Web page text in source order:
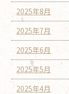
2025年8月
2025年7月
2025年6月
2025年5月
2025年4月